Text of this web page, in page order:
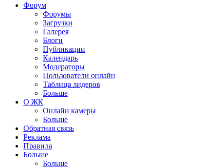
Форум
Форумы
Загрузки
Галерея
Блоги
Публикации
Календарь
Модераторы
Пользователи онлайн
Таблица лидеров
Больше
О ЖК
Онлайн камеры
Больше
Обратная связь
Реклама
Правила
Больше
Больше